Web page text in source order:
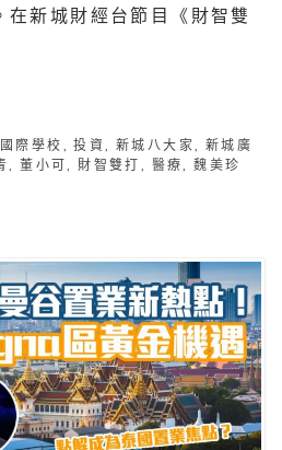
在新城財經台節目《財智雙
國際學校 ,投資,新城八大家, 新城廣
,董小可, 財智雙打 , 醫療,魏美珍